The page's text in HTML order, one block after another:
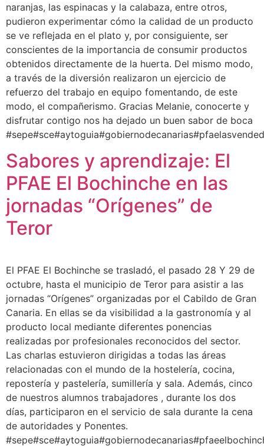
naranjas, las espinacas y la calabaza, entre otros,
pudieron experimentar cómo la calidad de un producto
se ve reflejada en el plato y, por consiguiente, ser
conscientes de la importancia de consumir productos
obtenidos directamente de la huerta. Del mismo modo,
a través de la diversión realizaron un ejercicio de
refuerzo del trabajo en equipo fomentando, de este
modo, el compañerismo. Gracias Melanie, conocerte y
disfrutar contigo nos ha dejado un buen sabor de boca
Sabores y aprendizaje: El
PFAE El Bochinche en las
jornadas “Orígenes” de
Teror
El PFAE El Bochinche se trasladó, el pasado 28 Y 29 de
octubre, hasta el municipio de Teror para asistir a las
jornadas “Orígenes” organizadas por el Cabildo de Gran
Canaria. En ellas se da visibilidad a la gastronomía y al
producto local mediante diferentes ponencias
realizadas por profesionales reconocidos del sector.
Las charlas estuvieron dirigidas a todas las áreas
relacionadas con el mundo de la hostelería, cocina,
repostería y pastelería, sumillería y sala. Además, cinco
de nuestros alumnos trabajadores , durante los dos
días, participaron en el servicio de sala durante la cena
de autoridades y Ponentes.